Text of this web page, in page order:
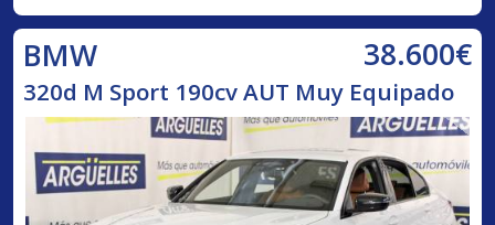
BMW 38.600€
320d M Sport 190cv AUT Muy Equipado